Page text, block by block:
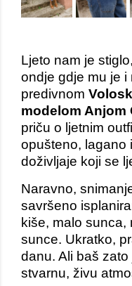
Ljeto nam je
ondje gdje mu je i
predivnom
modelom Anjom
priču o ljetnim
opušteno, lagano
doživljaje koji se
Naravno,
savršeno
kiše, malo sunca,
sunce. Ukratko,
danu. Ali baš
stvarnu, živu